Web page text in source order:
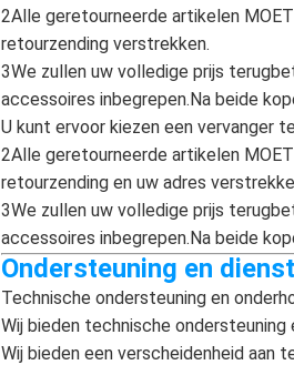
2Alle geretourneerde artikelen
retourzending verstrekken.
3We zullen uw volledige prijs
accessoires inbegrepen.Na beide
U kunt ervoor kiezen een vervanger
2Alle geretourneerde artikelen
retourzending en uw adres
3We zullen uw volledige prijs
accessoires inbegrepen.Na beide
Ondersteuning en
Technische ondersteuning en
Wij bieden technische
Wij bieden een verscheidenheid aan